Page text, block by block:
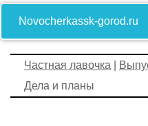
Novocherkassk-gorod.ru
Частная лавочка
Дела и планы